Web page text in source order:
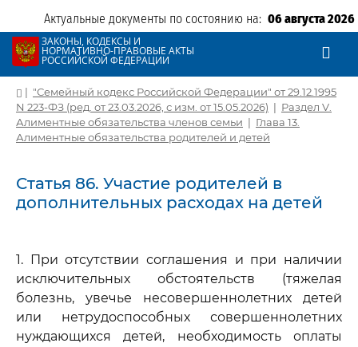
Актуальные документы по состоянию на: 06 августа 2026
ЗАКОНЫ, КОДЕКСЫ И
НОРМАТИВНО-ПРАВОВЫЕ АКТЫ
РОССИЙСКОЙ ФЕДЕРАЦИИ
| "Семейный кодекс Российской Федерации" от 29.12.1995
N 223-ФЗ (ред. от 23.03.2026, с изм. от 15.05.2026) | Раздел V.
Алиментные обязательства членов семьи | Глава 13.
Алиментные обязательства родителей и детей
Статья 86. Участие родителей в
дополнительных расходах на детей
1. При отсутствии соглашения и при наличии
исключительных обстоятельств (тяжелая
болезнь, увечье несовершеннолетних детей
или нетрудоспособных совершеннолетних
нуждающихся детей, необходимость оплаты